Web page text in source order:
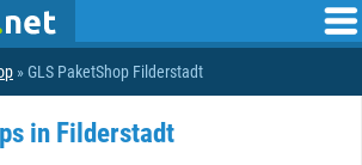
» GLS PaketShop Filderstadt
in Filderstadt